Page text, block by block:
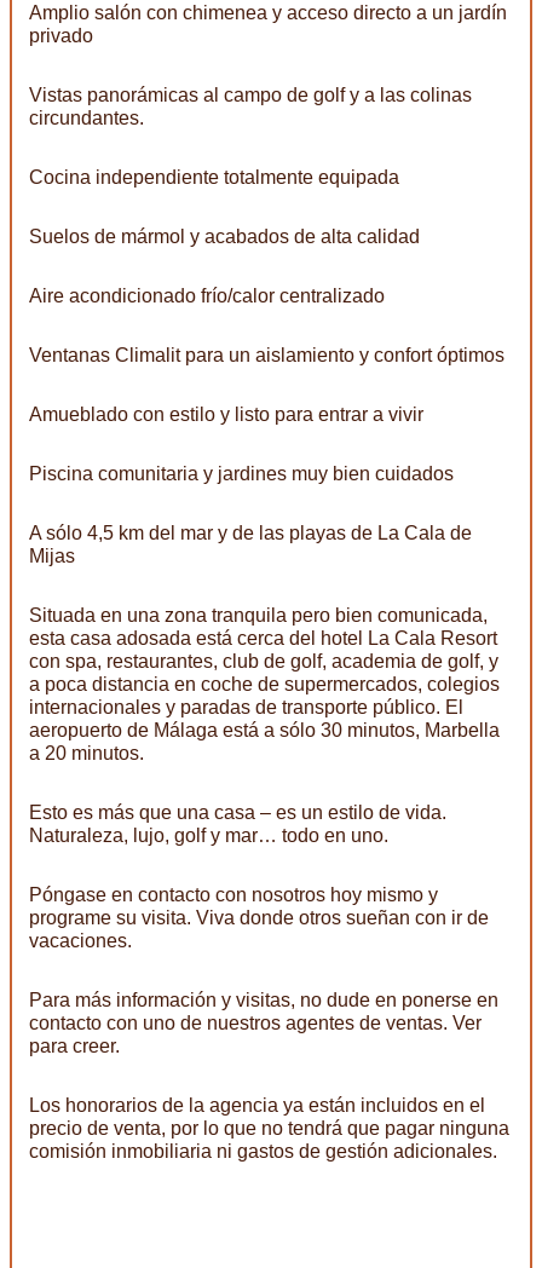
Amplio salón con chimenea y acceso directo a un jardín
privado
Vistas panorámicas al campo de golf y a las colinas
circundantes.
Cocina independiente totalmente equipada
Suelos de mármol y acabados de alta calidad
Aire acondicionado frío/calor centralizado
Ventanas Climalit para un aislamiento y confort óptimos
Amueblado con estilo y listo para entrar a vivir
Piscina comunitaria y jardines muy bien cuidados
A sólo 4,5 km del mar y de las playas de La Cala de
Mijas
Situada en una zona tranquila pero bien comunicada,
esta casa adosada está cerca del hotel La Cala Resort
con spa, restaurantes, club de golf, academia de golf, y
a poca distancia en coche de supermercados, colegios
internacionales y paradas de transporte público. El
aeropuerto de Málaga está a sólo 30 minutos, Marbella
a 20 minutos.
Esto es más que una casa – es un estilo de vida.
Naturaleza, lujo, golf y mar… todo en uno.
Póngase en contacto con nosotros hoy mismo y
programe su visita. Viva donde otros sueñan con ir de
vacaciones.
Para más información y visitas, no dude en ponerse en
contacto con uno de nuestros agentes de ventas. Ver
para creer.
Los honorarios de la agencia ya están incluidos en el
precio de venta, por lo que no tendrá que pagar ninguna
comisión inmobiliaria ni gastos de gestión adicionales.